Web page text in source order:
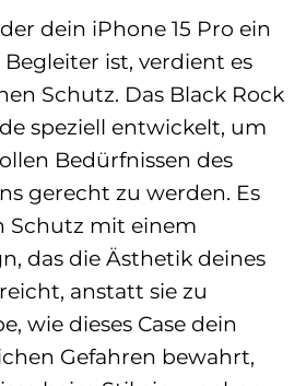
dein iPhone 15 Pro ein
ist, verdient es
Schutz. Das Black Rock
speziell entwickelt, um
Bedürfnissen des
gerecht zu werden. Es
Schutz mit einem
das die Ästhetik deines
anstatt sie zu
wie dieses Case dein
Gefahren bewahrt,